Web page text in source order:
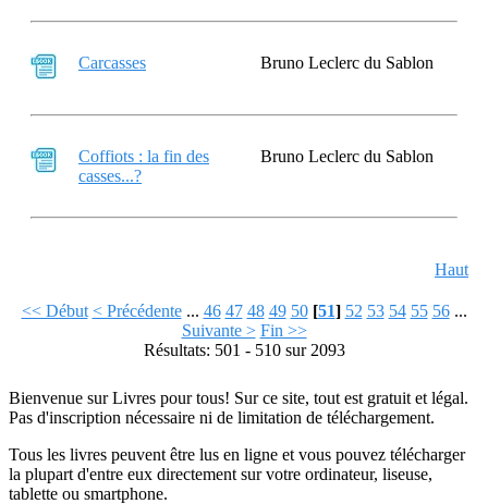
Carcasses Bruno Leclerc du Sablon
Coffiots : la fin des
casses...?
Bruno Leclerc du Sablon
Haut
<< Début < Précédente ... 46 47 48 49 50 [51] 52 53 54 55 56 ...
Suivante > Fin >>
Résultats: 501 - 510 sur 2093
Bienvenue sur Livres pour tous! Sur ce site, tout est gratuit et légal.
Pas d'inscription nécessaire ni de limitation de téléchargement.
Tous les livres peuvent être lus en ligne et vous pouvez télécharger
la plupart d'entre eux directement sur votre ordinateur, liseuse,
tablette ou smartphone.